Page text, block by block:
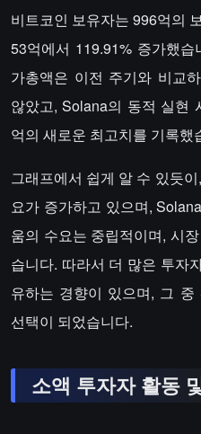
비트코인 보유자는 996억의
53억에서 119.91% 증가했
가총액은 이전 주기와 비교
않았고, Solana의 동적 실현
억의 새로운 최고치를 기록했
그래프에서 쉽게 알 수 있듯
요가 증가하고 있으며,
움의 수요는 중립적이며, 시
습니다. 따라서 더 많은 투자
유하는 경향이 있으며, 그
선택이 되었습니다.
소액 투자자 활동